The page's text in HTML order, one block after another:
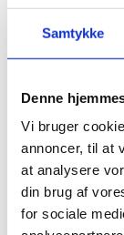
Samtykke
Denne
Vi bruger
annoncer, til at
at analysere
din brug af
for sociale
SONFOR
om
6430
Læs nyhed